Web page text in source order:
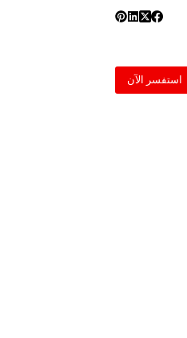
استفسر الآن